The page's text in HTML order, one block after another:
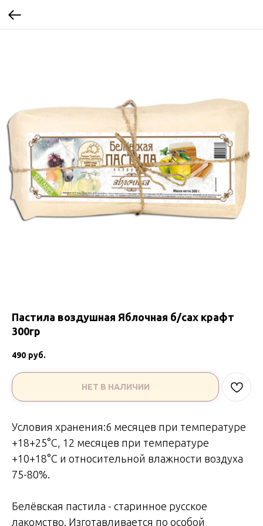
Пастила воздушная Яблочная б/сах крафт
300гр
490 руб.
НЕТ В НАЛИЧИИ
Условия хранения:6 месяцев при температуре
+18+25°С, 12 месяцев при температуре
+10+18°С и относительной влажности воздуха
75-80%.
Белёвская пастила - старинное русское
лакомство. Изготавливается по особой